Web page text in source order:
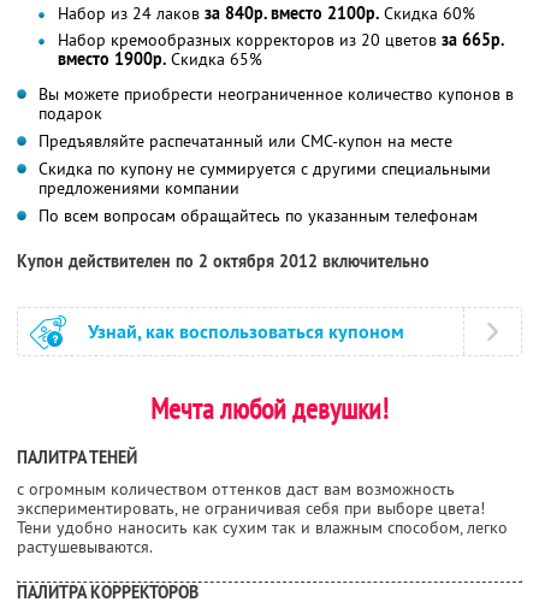
Набор из 24 лаков за 840р. вместо 2100р. Скидка 60%
Набор кремообразных корректоров из 20 цветов за 665р.
вместо 1900р. Скидка 65%
Вы можете приобрести неограниченное количество купонов в
подарок
Предъявляйте распечатанный или СМС-купон на месте
Скидка по купону не суммируется с другими специальными
предложениями компании
По всем вопросам обращайтесь по указанным телефонам
Купон действителен по 2 октября 2012 включительно
Узнай, как воспользоваться купоном
Мечта любой девушки!
ПАЛИТРА ТЕНЕЙ
с огромным количеством оттенков даст вам возможность
экспериментировать, не ограничивая себя при выборе цвета!
Тени удобно наносить как сухим так и влажным способом, легко
растушевываются.
ПАЛИТРА КОРРЕКТОРОВ